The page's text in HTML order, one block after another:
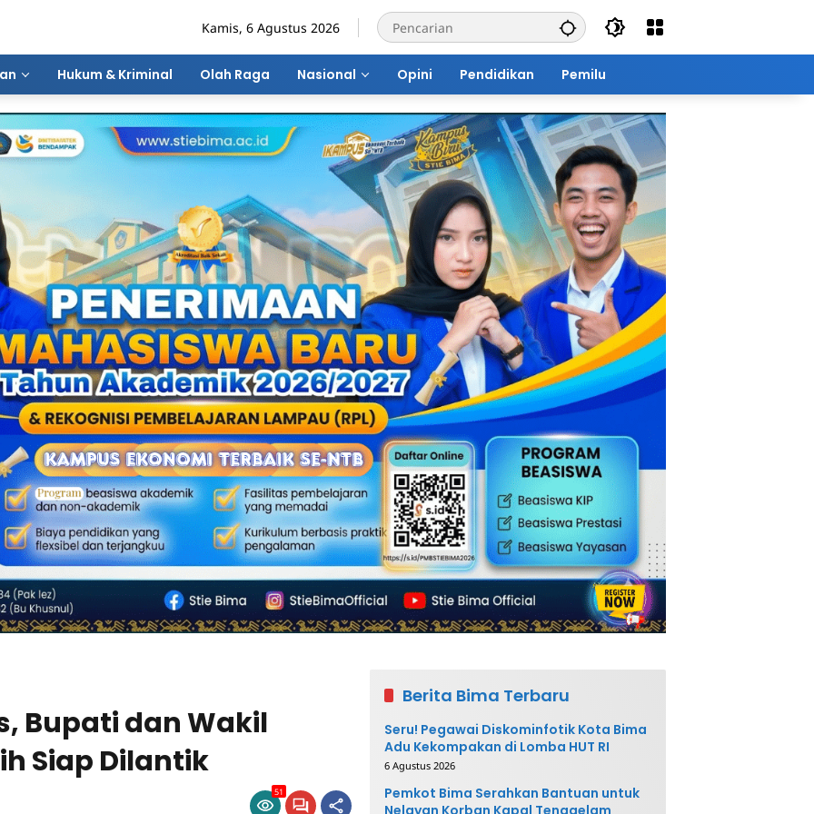
Kamis, 6 Agustus 2026
Hukum & Kriminal Olah Raga Nasional Opini Pendidikan Pemilu
Bupati dan Wakil
Siap Dilantik
51
Berita Bima Terbaru
Seru! Pegawai Diskominfotik Kota Bima
Adu Kekompakan di Lomba HUT RI
6 Agustus 2026
Pemkot Bima Serahkan Bantuan untuk
Nelayan Korban Kapal Tenggelam